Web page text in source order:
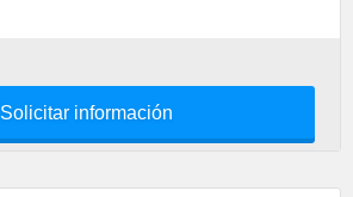
Solicitar información